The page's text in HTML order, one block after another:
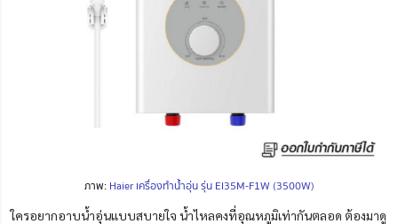
ภาพ: Haier เครื่องทำน้ำอุ่น รุ่น EI35M-F1W (3500W)
ใครอยากอาบน้ำอุ่นแบบสบายใจ น้ำไหลคงที่อุณหภูมิเท่ากันตลอด ต้องมาดู